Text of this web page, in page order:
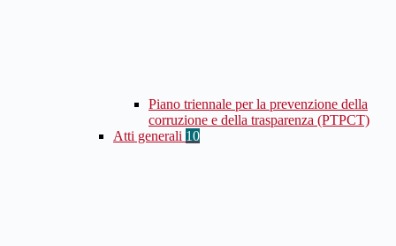
Piano triennale per la prevenzione della
corruzione e della trasparenza (PTPCT)
Atti generali 10